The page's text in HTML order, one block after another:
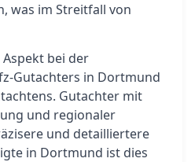
was im Streitfall von
bei der
Gutachters in Dortmund
Gutachter mit
und regionaler
und detailliertere
in Dortmund ist dies